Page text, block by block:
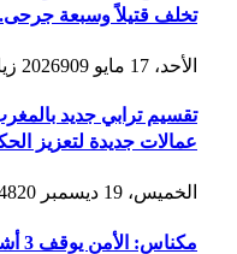
تخلف قتيلاً وسبعة
الأحد، 17 مايو 2026 909
عمالات جديدة لتعزيز
الخميس، 19 ديسمبر 2024 820